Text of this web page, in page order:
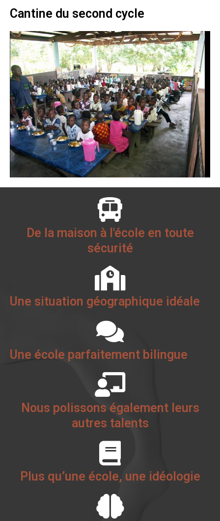
Cantine du second cycle
De la maison à l'école en toute
sécurité
Une situation géographique idéale
Une école parfaitement bilingue
Nous polissons également leurs
autres talents
Plus qu’une école, une idéologie